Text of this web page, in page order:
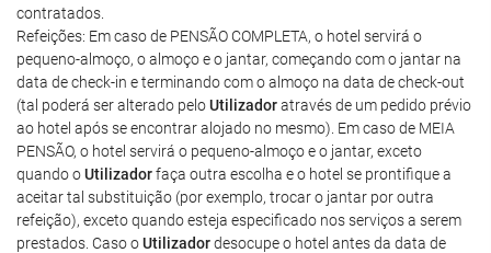
contratados.
Refeições: Em caso de PENSÃO COMPLETA, o hotel servirá o
pequeno-almoço, o almoço e o jantar, começando com o jantar na
data de check-in e terminando com o almoço na data de check-out
(tal poderá ser alterado peloUtilizadoratravés de um pedido prévio
ao hotel após se encontrar alojado no mesmo). Em caso de MEIA
PENSÃO, o hotel servirá o pequeno-almoço e o jantar, exceto
quando oUtilizadorfaça outra escolha e o hotel se prontifique a
aceitar tal substituição (por exemplo, trocar o jantar por outra
refeição), exceto quando esteja especificado nos serviços a serem
prestados. Caso oUtilizadordesocupe o hotel antes da data de